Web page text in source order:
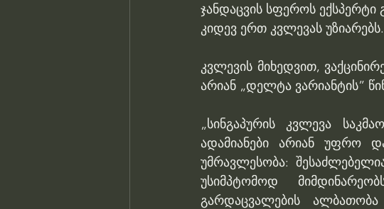
ჯანდაცვის სფეროს
კიდევ ერთ კვლევას უზიარებს.
კვლევის მიხედვით,
არიან „დელტა ვარიანტის”
„სინგაპურის კვლევა
ადამიანები არიან უფრო
უმრავლესობა:
უსიმპტომოდ
გარდაცვალების